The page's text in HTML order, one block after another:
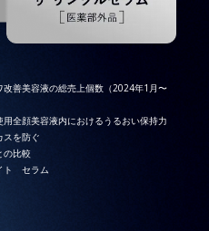
善美容液の総売上個数（2024年1月〜
全顔美容液内におけるうるおい保持力
を防ぐ
の比較
ト セラム